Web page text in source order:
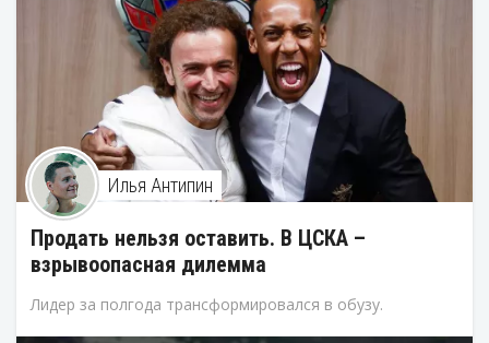
Илья Антипин
Продать нельзя оставить. В ЦСКА –
взрывоопасная дилемма
Лидер за полгода трансформировался в обузу.